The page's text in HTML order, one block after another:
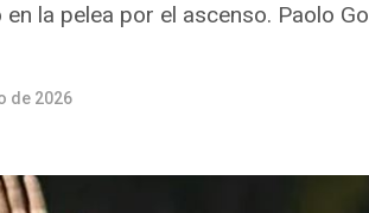
la pelea por el ascenso. Paolo
de 2026